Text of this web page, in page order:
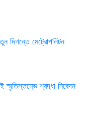
দিগন্তে মেট্রোপলিটন
শ্রদ্ধা নিবেদন